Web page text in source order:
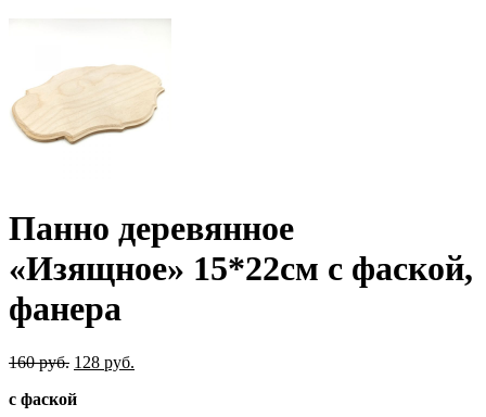
Панно деревянное
«Изящное» 15*22см с фаской,
фанера
160руб. Первоначальная
составляла
128 руб.
с фаской